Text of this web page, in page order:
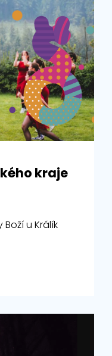
kraje
u Králík